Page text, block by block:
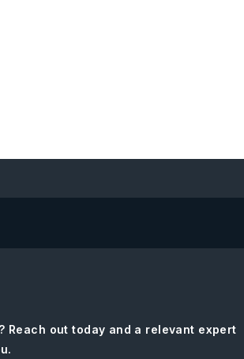
Reach out today and a relevant expert